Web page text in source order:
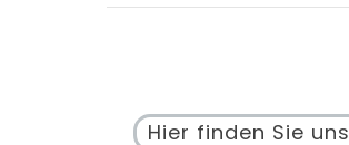
Hier finden Sie uns